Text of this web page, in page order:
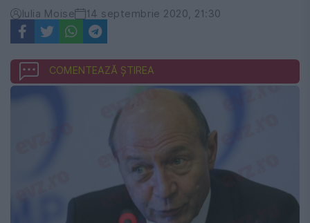
Iulia Moise 14 septembrie 2020, 21:30
COMENTEAZĂ ȘTIREA